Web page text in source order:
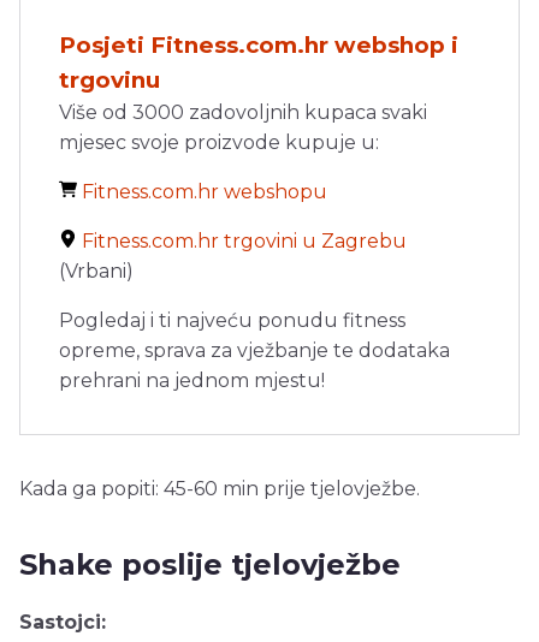
Posjeti Fitness.com.hr webshop i
trgovinu
Više od 3000 zadovoljnih kupaca svaki
mjesec svoje proizvode kupuje u:
Fitness.com.hr webshopu
Fitness.com.hr trgovini u Zagrebu
(Vrbani)
Pogledaj i ti najveću ponudu fitness
opreme, sprava za vježbanje te dodataka
prehrani na jednom mjestu!
Kada ga popiti: 45-60 min prije tjelovježbe.
Shake poslije tjelovježbe
Sastojci: